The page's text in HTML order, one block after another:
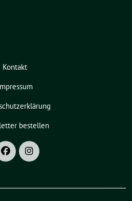
Kontakt
bestellen